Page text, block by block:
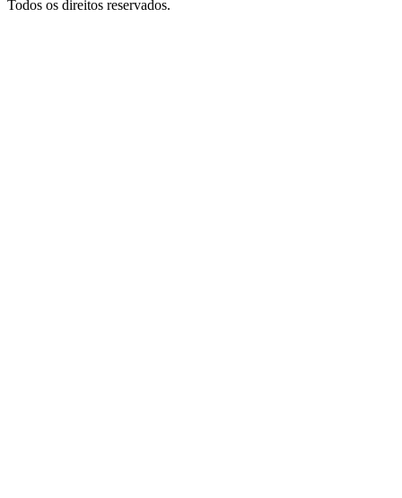
Todos os direitos reservados.